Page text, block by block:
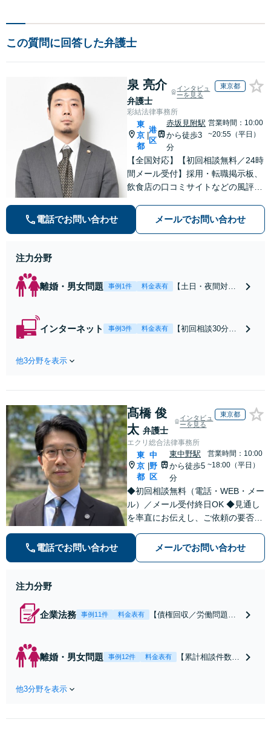
この質問に回答した弁護士
泉 亮介
弁護士
インタビュ
ーを見る
東京都
彩結法律事務所
東
京
都
港
区
赤坂見附駅
から徒歩3
分
営業時間：10:00
~20:55（平日）
【全国対応】【初回相談無料／24時
間メール受付】採用・転職掲示板、
飲食店の口コミサイトなどの風評被
の種類を問わず相談可。可能な限り
早期対応で駆けつけサポート【労
電話でお問い合わせ メールでお問い合わせ
注力分野
離婚・男女問題 事例1件 料金表有
【土日・夜間対応
れたら、サインす
負担を軽減「弁護
士の交渉で慰謝料
金額アップ／減額
交渉も対応可」
【完全個室対応】
インターネット 事例3件 料金表有
【初回相談30分無
報開示請求をおこ
お店の風評被害対
策／売り上げ低下
防止のために尽
力」加害者側の対
応可：開示請求の
意見照会が来たと
きの対処法、被害
者との示談交渉
他3分野を表示
髙橋 俊
太 弁護士
インタビュ
ーを見る
東京都
エクリ総合法律事務所
東
京
都
中
野
区
東中野駅
から徒歩5
分
営業時間：10:00
~18:00（平日）
◆初回相談無料（電話・WEB・メー
ル）／メール受付終日OK ◆見通し
を率直にお伝えし、ご依頼の要否も
解決まで弁護士本人が一貫してスピ
ーディーに対応いたします。 ◆累計
電話でお問い合わせ メールでお問い合わせ
注力分野
企業法務 事例11件 料金表有
【債権回収／労働問題／
のトラブル・会社内のト
ラブルなど、事後の解決
離婚・男女問題 事例12件 料金表有
【累計相談件数20
ダーメイドの解決
他3分野を表示